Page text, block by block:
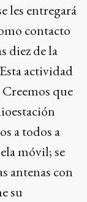
les entregará
contacto
diez de la
actividad
que
a todos a
móvil; se
antenas con
su